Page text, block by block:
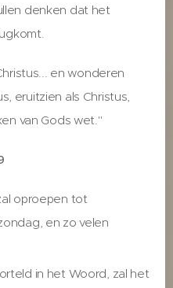
denken dat het
en wonderen
eruitzien als Christus,
van Gods wet."
oproepen tot
en zo velen
in het Woord, zal het